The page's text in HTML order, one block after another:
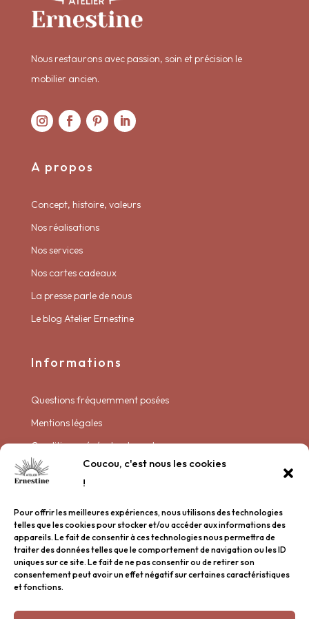
Coucou, c'est nous les cookies
!
Pour offrir les meilleures expériences, nous utilisons des technologies
telles que les cookies pour stocker et/ou accéder aux informations des
appareils. Le fait de consentir à ces technologies nous permettra de
traiter des données telles que le comportement de navigation ou les ID
uniques sur ce site. Le fait de ne pas consentir ou de retirer son
consentement peut avoir un effet négatif sur certaines caractéristiques
et fonctions.
Nous restaurons avec passion, soin et précision le
mobilier ancien.
A propos
Concept, histoire, valeurs
Nos réalisations
Nos services
Nos cartes cadeaux
La presse parle de nous
Le blog Atelier Ernestine
Informations
Questions fréquemment posées
Mentions légales
Conditions générales de vente
Politique de livraison
Plan de site
Garder contact